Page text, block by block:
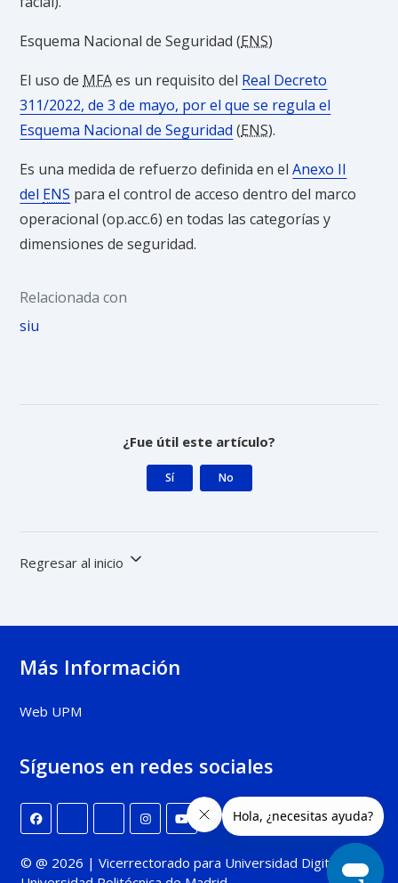
Esquema Nacional de Seguridad (ENS)
El uso de MFAes un requisito del Real Decreto
311/2022, de 3 de mayo, por el que se regula el
Esquema Nacional de Seguridad (ENS).
Es una medida de refuerzo definida en elAnexo II
del ENS para el control de acceso dentro del marco
operacional (op.acc.6) en todas las categorías y
dimensiones de seguridad.
Relacionada con
siu
¿Fue útil este artículo?
Sí No
Regresar al inicio
Más Información
Web UPM
Síguenos en redes sociales
© @ 2026 | Vicerrectorado para Universidad Digital |